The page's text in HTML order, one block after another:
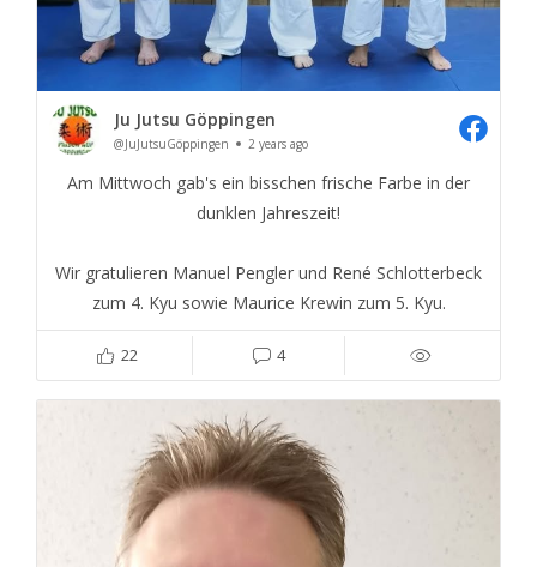
Ju Jutsu Göppingen
@JuJutsuGöppingen 2 years ago
Am Mittwoch gab's ein bisschen frische Farbe in der
dunklen Jahreszeit!
Wir gratulieren Manuel Pengler und René Schlotterbeck
zum 4. Kyu sowie Maurice Krewin zum 5. Kyu.
22 4